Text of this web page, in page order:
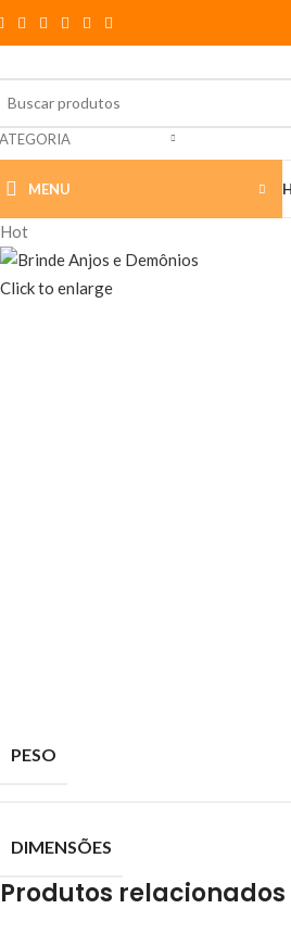
MENU
Hot
Click to enlarge
PESO
DIMENSÕES
Produtos relacionados